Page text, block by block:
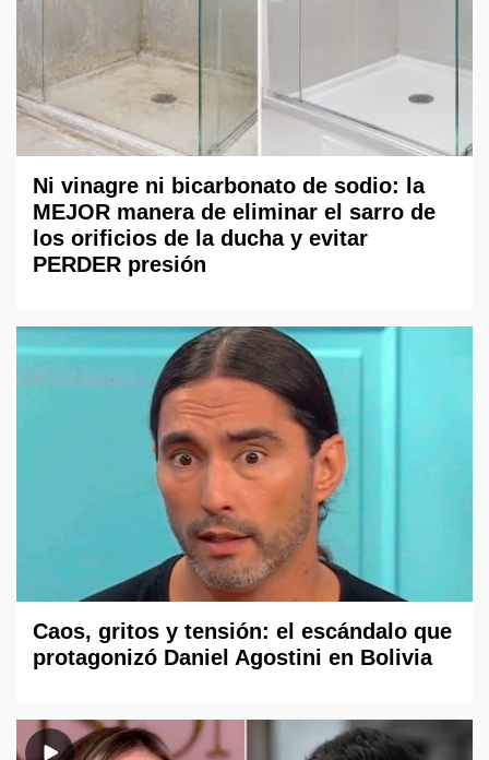
Ni vinagre ni bicarbonato de sodio: la
MEJOR manera de eliminar el sarro de
los orificios de la ducha y evitar
PERDER presión
Caos, gritos y tensión: el escándalo que
protagonizó Daniel Agostini en Bolivia